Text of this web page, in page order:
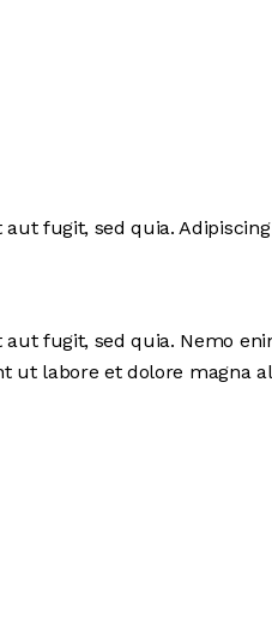
fugit, sed quia.
fugit, sed quia. Nemo
labore et dolore magna